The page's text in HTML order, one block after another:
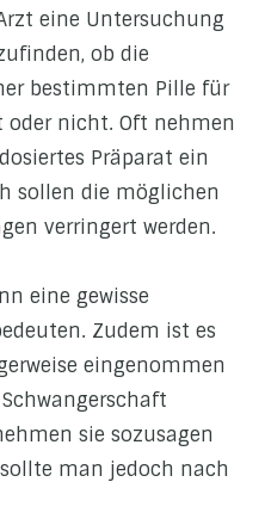
eine Untersuchung
ob die
bestimmten Pille für
nicht. Oft nehmen
Präparat ein
sollen die möglichen
verringert werden.
eine gewisse
Zudem ist es
eingenommen
sie sozusagen
man jedoch nach